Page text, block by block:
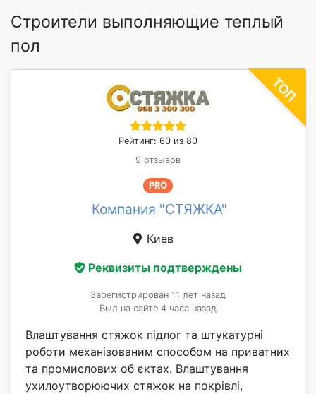
Строители выполняющие теплый
пол
Рейтинг: 60 из 80
9 отзывов
PRO
Компания "СТЯЖКА"
Киев
Реквизиты подтверждены
Зарегистрирован 11 лет назад
Был на сайте 4 часа назад
Влаштування стяжок підлог та штукатурні
роботи механізованим способом на приватних
та промислових об єктах. Влаштування
ухилоутворюючих стяжок на покрівлі,